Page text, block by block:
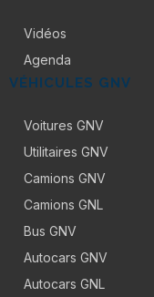
Vidéos
Agenda
VÉHICULES GNV
Voitures GNV
Utilitaires GNV
Camions GNV
Camions GNL
Bus GNV
Autocars GNV
Autocars GNL